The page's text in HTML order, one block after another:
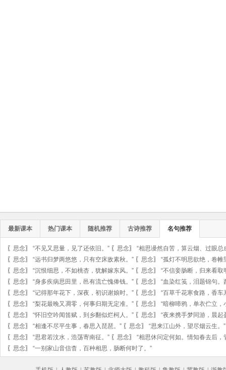
最新课本 热门课本 随机推荐 古诗推荐 名句推荐
〖 思念〗 “不见又思量，见了还依旧。” 〖 思念〗 “相思谩然自苦，算云烟、过眼总
〖 思念〗 “远书归梦两悠悠，只有空床敌素秋。” 〖 思念〗 “孤灯不明思欲绝，卷
〖 思念〗 “沉恨细思，不如桃杏，犹解嫁东风。” 〖 思念〗 “不信妾肠断，归来看取
〖 思念〗 “身多疾病思田里，邑有流亡愧俸钱。” 〖 思念〗 “血染红笺，泪题锦句。
〖 思念〗 “记得那年花下，深夜，初识谢娘时。” 〖 思念〗 “百草千花寒食路，香车
〖 思念〗 “梨花最晚又凋零，何事归期无定准。” 〖 思念〗 “暗柳啼鸦，单衣伫立，
〖 思念〗 “怀旧空吟闻笛赋，到乡翻似烂柯人。” 〖 思念〗 “夜来携手梦同游，晨起
〖 思念〗 “相逢不尽平生事，春思入琵琶。” 〖 思念〗 “思来江山外，望尽烟云生。”
〖 思念〗 “思君若汶水，浩荡寄南征。” 〖 思念〗 “相思休问定何如。情知春去后，
〖 思念〗 “一别家山音信杳，百种相思，肠断何时了。”